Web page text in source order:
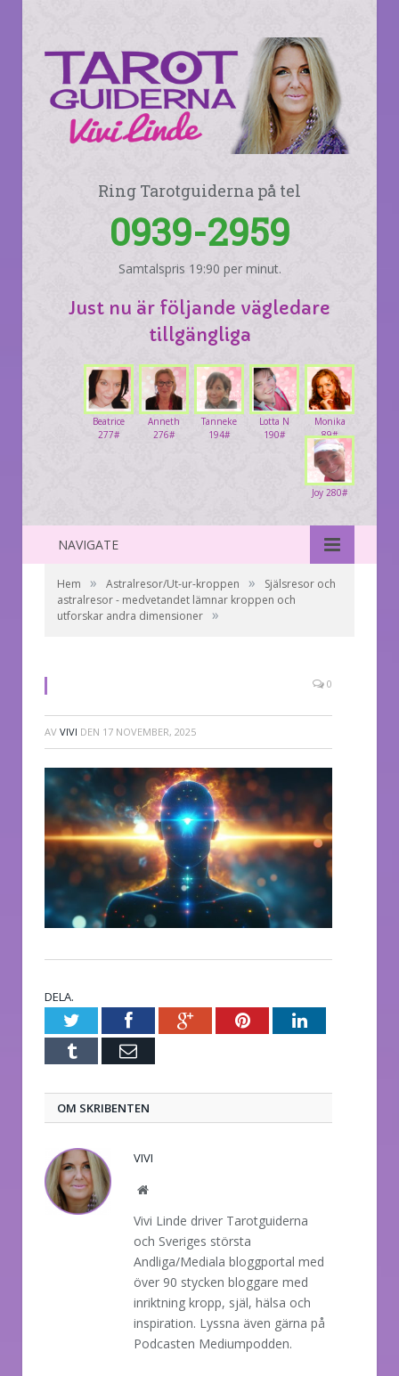
Ring Tarotguiderna på tel
0939-2959
Samtalspris 19:90 per minut.
Just nu är följande vägledare
tillgängliga
Monika
89#
Lotta N
190#
Tanneke
194#
Anneth
276#
Beatrice
277#
Joy 280#
NAVIGATE
Hem » Astralresor/Ut-ur-kroppen »
Själsresor och
astralresor - medvetandet lämnar kroppen och
utforskar andra dimensioner »
0
AV VIVI DEN 17 NOVEMBER, 2025
DELA.
TwitterFacebookGoogle+PinterestLinkedIn
Tumblr E-
OM SKRIBENTEN
VIVI
Website
Vivi Linde driver Tarotguiderna
och Sveriges största
Andliga/Mediala bloggportal med
över 90 stycken bloggare med
inriktning kropp, själ, hälsa och
inspiration. Lyssna även gärna på
Podcasten Mediumpodden.